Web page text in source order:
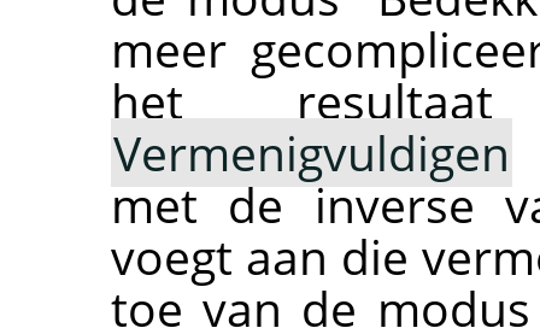
meer
het
Vermenigvuldigen
met de inverse
voegt aan die
toe van de